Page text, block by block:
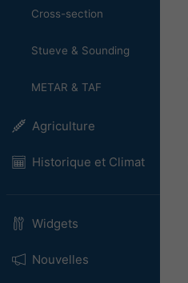
Cross-section
Stueve & Sounding
METAR & TAF
Agriculture
Historique et Climat
Widgets
Nouvelles